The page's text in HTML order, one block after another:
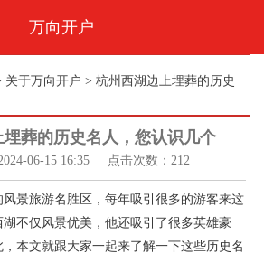
万向开户
关于万向开户 > 杭州西湖边上埋葬的历史
葬的历史名人，您认识几个
06-15 16:35 点击次数：212
景旅游名胜区，每年吸引很多的游客来这
不仅风景优美，他还吸引了很多英雄豪
本文就跟大家一起来了解一下这些历史名